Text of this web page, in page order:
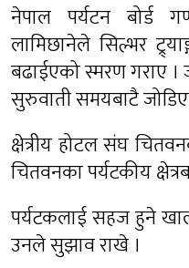
नेपाल पर्यटन बोर्ड
लामिछानेले सिल्भर
बढाईएको स्मरण गराए ।
सुरुवाती समयबाटै
क्षेत्रीय होटल संघ
चितवनका पर्यटकीय
पर्यटकलाई सहज हुने
उनले सुझाव राखे ।